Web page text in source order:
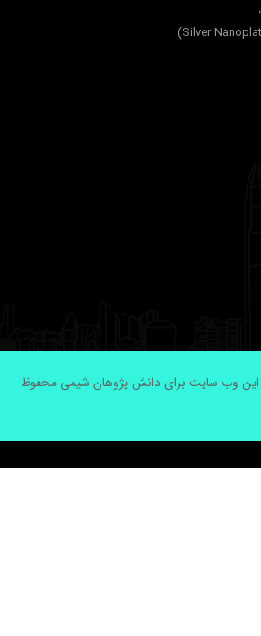
وب سایت برای دانش پژوهان شیمی محفوظ